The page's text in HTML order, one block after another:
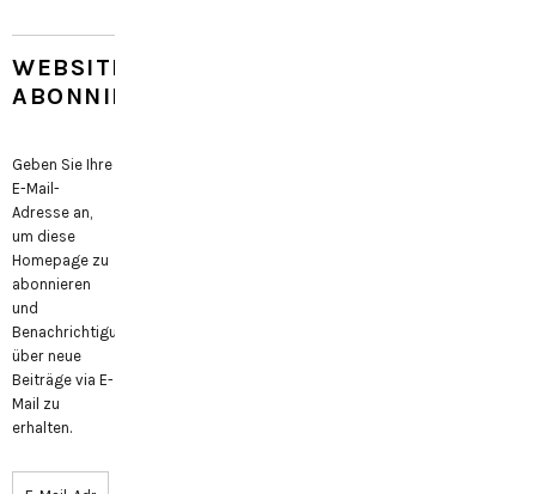
WEBSITE
ABONNIEREN
Geben Sie Ihre
E-Mail-
Adresse an,
um diese
Homepage zu
abonnieren
und
Benachrichtigungen
über neue
Beiträge via E-
Mail zu
erhalten.